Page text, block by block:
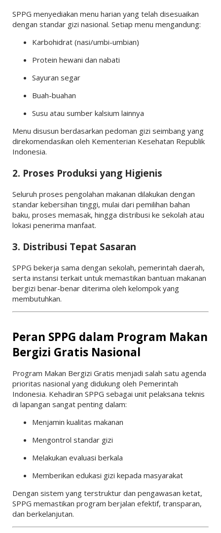
SPPG menyediakan menu harian yang telah disesuaikan
dengan standar gizi nasional. Setiap menu mengandung:
Karbohidrat (nasi/umbi-umbian)
Protein hewani dan nabati
Sayuran segar
Buah-buahan
Susu atau sumber kalsium lainnya
Menu disusun berdasarkan pedoman gizi seimbang yang
direkomendasikan oleh Kementerian Kesehatan Republik
Indonesia.
2. Proses Produksi yang Higienis
Seluruh proses pengolahan makanan dilakukan dengan
standar kebersihan tinggi, mulai dari pemilihan bahan
baku, proses memasak, hingga distribusi ke sekolah atau
lokasi penerima manfaat.
3. Distribusi Tepat Sasaran
SPPG bekerja sama dengan sekolah, pemerintah daerah,
serta instansi terkait untuk memastikan bantuan makanan
bergizi benar-benar diterima oleh kelompok yang
membutuhkan.
Peran SPPG dalam Program Makan
Bergizi Gratis Nasional
Program Makan Bergizi Gratis menjadi salah satu agenda
prioritas nasional yang didukung oleh Pemerintah
Indonesia. Kehadiran SPPG sebagai unit pelaksana teknis
di lapangan sangat penting dalam:
Menjamin kualitas makanan
Mengontrol standar gizi
Melakukan evaluasi berkala
Memberikan edukasi gizi kepada masyarakat
Dengan sistem yang terstruktur dan pengawasan ketat,
SPPG memastikan program berjalan efektif, transparan,
dan berkelanjutan.